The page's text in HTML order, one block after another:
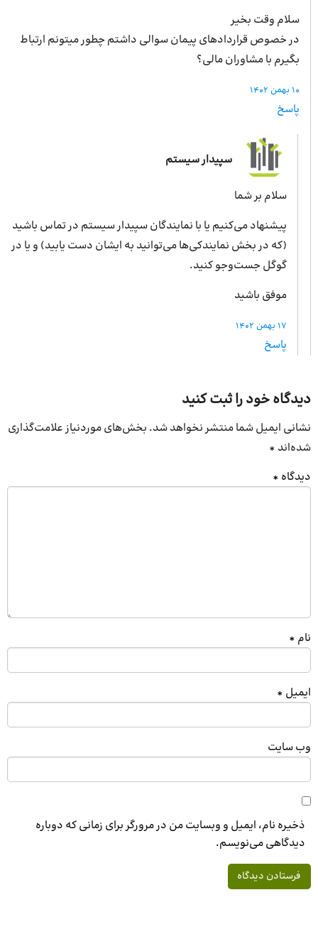
سلام وقت بخیر
در خصوص قراردادهای پیمان سوالی داشتم چطور میتونم ارتباط
بگیرم با مشاوران مالی؟
10 بهمن 1402
پاسخ
سپیدار سیستم
سلام بر شما
پیشنهاد می‌کنیم یا با نمایندگان سپیدار سیستم در تماس باشید
(که در بخش نمایندکی‌ها می‌توانید به ایشان دست یابید) و یا در
گوگل جست‌وجو کنید.
موفق باشید
17 بهمن 1402
پاسخ
دیدگاه خود را ثبت کنید
نشانی ایمیل شما منتشر نخواهد شد. بخش‌های موردنیاز علامت‌گذاری
شده‌اند *
دیدگاه *
نام *
ایمیل *
وب‌ سایت
ذخیره نام، ایمیل و وبسایت من در مرورگر برای زمانی که دوباره
دیدگاهی می‌نویسم.